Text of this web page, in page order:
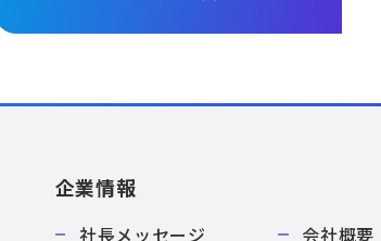
企業情報
社長メッセージ 会社概要